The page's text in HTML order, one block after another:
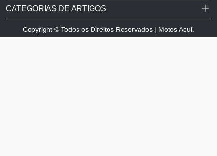
CATEGORIAS DE ARTIGOS
Copyright © Todos os Direitos Reservados | Motos Aqui.